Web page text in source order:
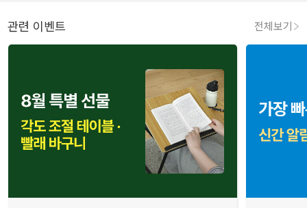
관련 이벤트 전체보기